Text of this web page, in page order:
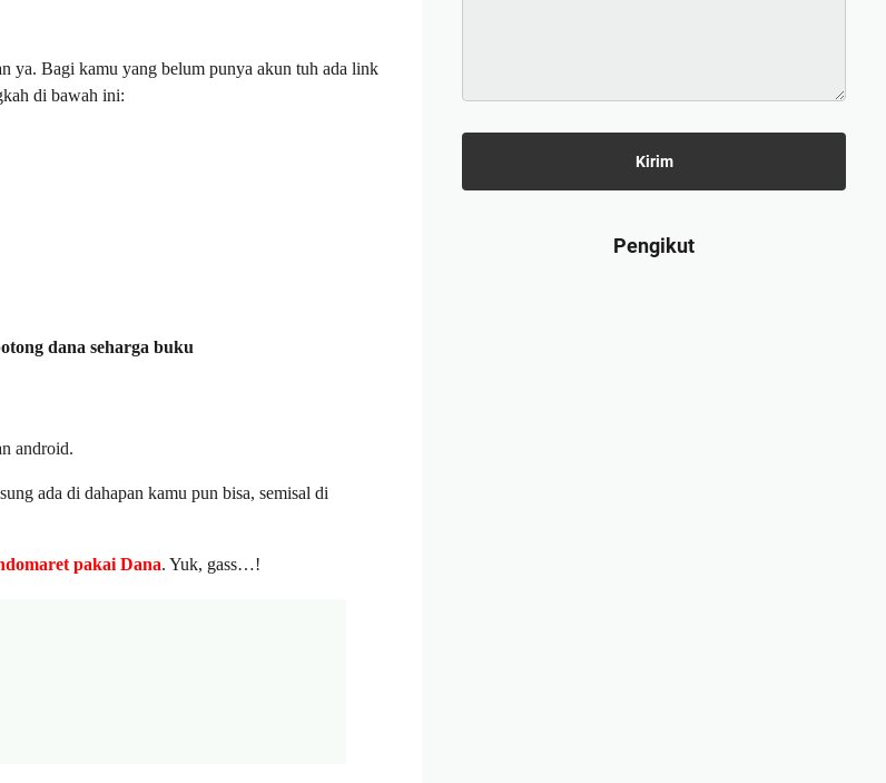
ya. Bagi kamu yang belum punya akun tuh ada link
di bawah ini:
dana seharga buku
android.
ada di dahapan kamu pun bisa, semisal di
pakai Dana. Yuk, gass…!
Pengikut